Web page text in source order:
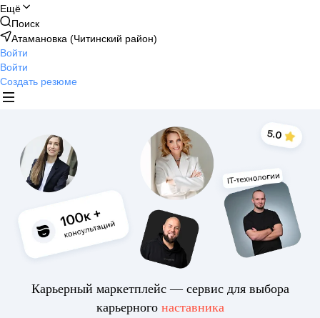
Ещё
Поиск
Атамановка (Читинский район)
Войти
Войти
Создать резюме
Карьерный маркетплейс — сервис для выбора
карьерного наставника